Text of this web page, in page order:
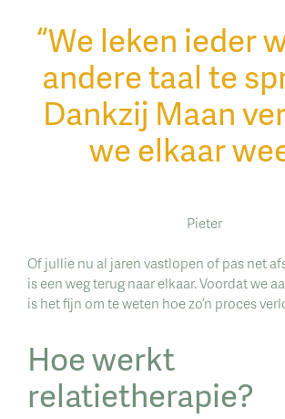
“We leken ieder
andere taal te
Dankzij Maan
we elkaar
Pieter
Of jullie nu al jaren vastlopen of pas net
is een weg terug naar elkaar. Voordat we
is het fijn om te weten hoe zo’n proces
Hoe werkt
relatietherapie?